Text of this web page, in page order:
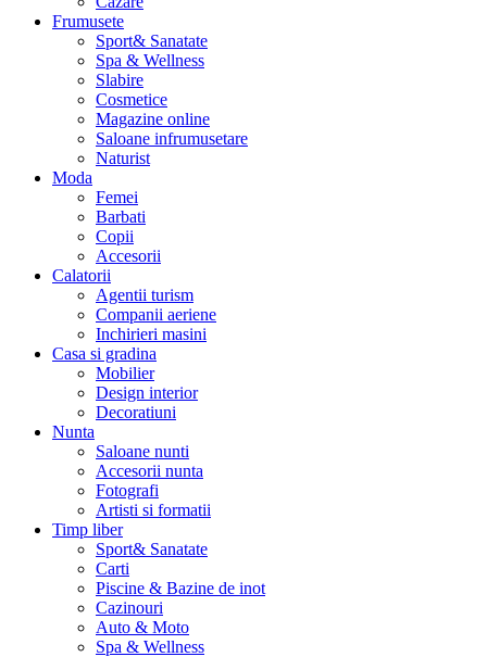
Frumusete
Sport& Sanatate
Spa & Wellness
Slabire
Cosmetice
Magazine online
Saloane infrumusetare
Naturist
Moda
Femei
Barbati
Copii
Accesorii
Calatorii
Agentii turism
Companii aeriene
Inchirieri masini
Casa si gradina
Mobilier
Design interior
Decoratiuni
Nunta
Saloane nunti
Accesorii nunta
Fotografi
Artisti si formatii
Timp liber
Sport& Sanatate
Carti
Piscine & Bazine de inot
Cazinouri
Auto & Moto
Spa & Wellness